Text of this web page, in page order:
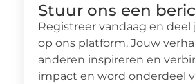
Stuur ons een
Registreer vandaag en deel
op ons platform. Jouw
anderen inspireren en
impact en word onderdeel